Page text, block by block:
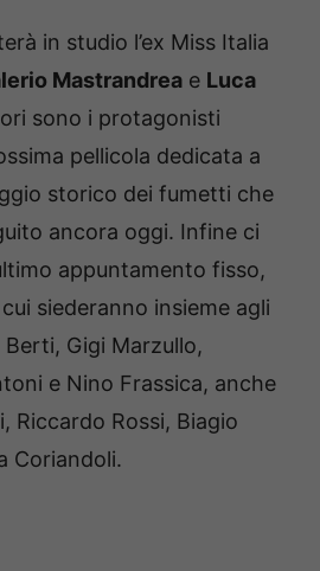
in studio l’ex Miss Italia
Mastrandrea e Luca
sono i protagonisti
pellicola dedicata a
storico dei fumetti che
ancora oggi. Infine ci
appuntamento fisso,
siederanno insieme agli
Gigi Marzullo,
e Nino Frassica, anche
Riccardo Rossi, Biagio
Coriandoli.